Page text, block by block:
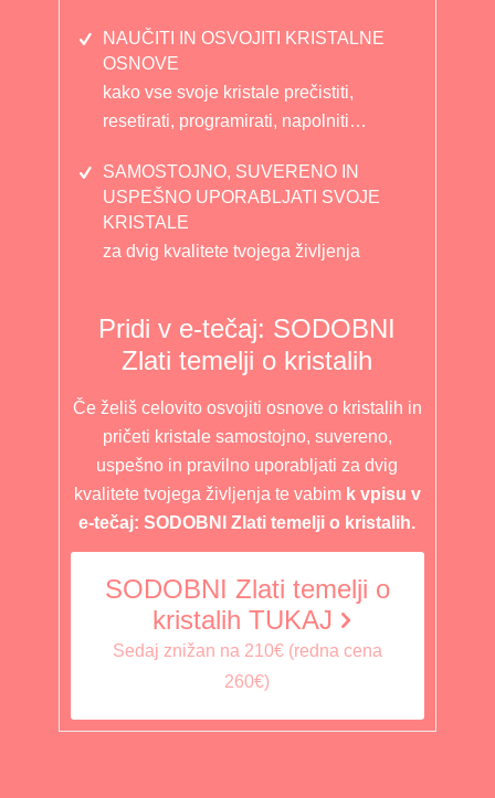
NAUČITI IN OSVOJITI KRISTALNE
OSNOVE
kako vse svoje kristale prečistiti,
resetirati, programirati, napolniti…
SAMOSTOJNO, SUVERENO IN
USPEŠNO UPORABLJATI SVOJE
KRISTALE
za dvig kvalitete tvojega življenja
Pridi v e-tečaj: SODOBNI
Zlati temelji o kristalih
Če želiš celovito osvojiti osnove o kristalih in
pričeti kristale samostojno, suvereno,
uspešno in pravilno uporabljati za dvig
kvalitete tvojega življenja te vabim k vpisu v
e-tečaj: SODOBNI Zlati temelji o kristalih.
SODOBNI Zlati temelji o
kristalih TUKAJ
Sedaj znižan na 210€ (redna cena
260€)